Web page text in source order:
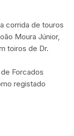
corrida de touros
Moura Júnior,
toiros de Dr.
Forcados
registado